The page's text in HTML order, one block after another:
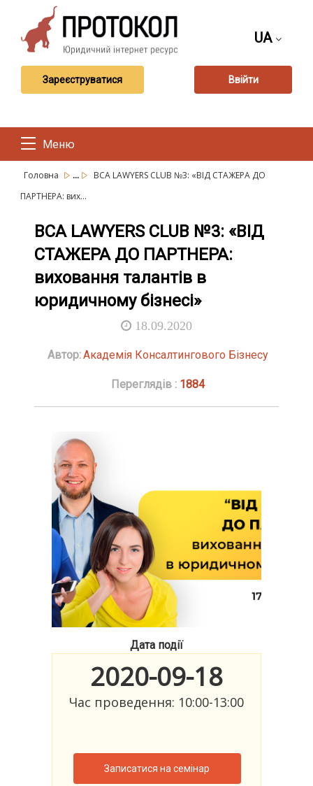
UA
Зареєструватися Ввійти
Меню
Головна ...
BCA LAWYERS CLUB №3: «ВІД СТАЖЕРА ДО
ПАРТНЕРА: вих...
BCA LAWYERS CLUB №3: «ВІД
СТАЖЕРА ДО ПАРТНЕРА:
виховання талантів в
юридичному бізнесі»
18.09.2020
Автор:Академія Консалтингового Бізнесу
Переглядів : 1884
Дата події
2020-09-18
Час проведення: 10:00-13:00
Записатися на семінар